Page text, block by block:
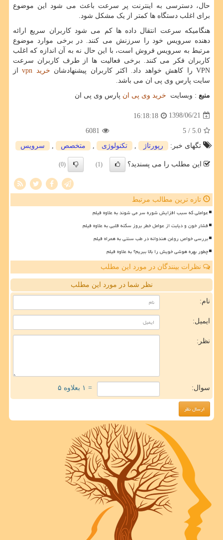
حال، دسترسی به اینترنت پر سرعت باعث می شود این موضوع
برای اغلب دستگاه ها کمتر از یک مشکل شود.
هنگامیکه سرعت انتقال داده ها کم می شود کاربران سریع ارائه
دهنده سرویس خود را سرزنش می کنند. در برخی موارد موضوع
مرتبط به سرویس فروش است، با این حال نه به آن اندازه که اغلب
کاربران فکر می کنند. برخی فعالیت ها از طرف کاربران سرعت
VPN را کاهش خواهد داد. اکثر کاربران پیشنهادشان
خرید vpn
از
سایت پارس وی پی ان می باشد.
منبع : وبسایت خرید وی پی ان پارس وی پی ان
1398/06/21
16:18:18
5.0
/ 5
6081
تگهای خبر:
رپورتاژ تكنولوژی متخصص سرویس
این مطلب را می پسندید؟ (1)
(0)
تازه ترین مطالب مرتبط
عواملی که سبب افزایش شوره سر می شوند به علاوه فیلم
فشار خون و دیابت از عوامل خطر بروز سکته قلبی به علاوه فیلم
بررسی خواص روغن هندوانه در طب سنتی به همراه فیلم
چطور بهره هوشی خویش را بالا ببریم؟ به علاوه فیلم
نظرات بینندگان در مورد این مطلب
نظر شما در مورد این مطلب
نام:
ایمیل:
نظر:
سوال: = ۱ بعلاوه ۵